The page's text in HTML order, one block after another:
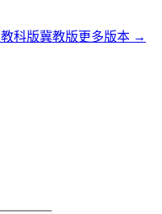
教科版冀教版更多版本 →